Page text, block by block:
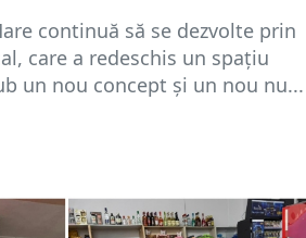
continuă să se dezvolte prin
care a redeschis un spațiu
un nou concept și un nou nu...